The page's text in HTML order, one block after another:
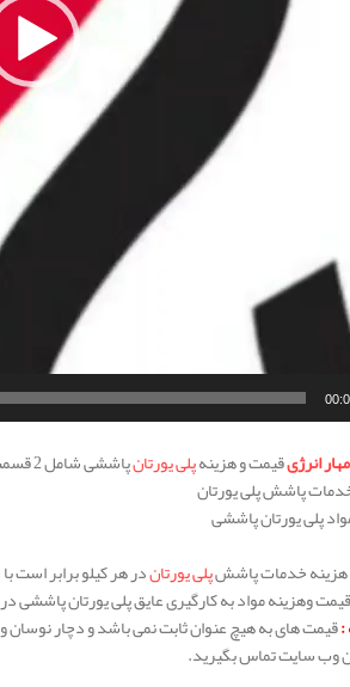
مهار انرژیقیمت و هزینهپلی یورتانپاششی شامل 2 قسمت می باشد :
هزینه خدمات پاششپلی یورتاندر هر کیلو برابر است
وهزینه مواد به کارگیری عایق پلی یورتان پاششی در هر کیلو از
:قیمت های به هیچ عنوان ثابت نمی باشد و دچار نوسان
وب سایت تماس بگیرید.